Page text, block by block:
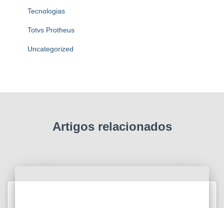
Tecnologias
Totvs Protheus
Uncategorized
Artigos relacionados